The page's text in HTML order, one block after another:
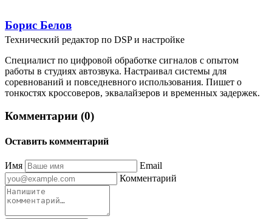
Борис Белов
Технический редактор по DSP и настройке
Специалист по цифровой обработке сигналов с опытом
работы в студиях автозвука. Настраивал системы для
соревнований и повседневного использования. Пишет о
тонкостях кроссоверов, эквалайзеров и временных задержек.
Комментарии (0)
Оставить комментарий
Имя
Email
Комментарий